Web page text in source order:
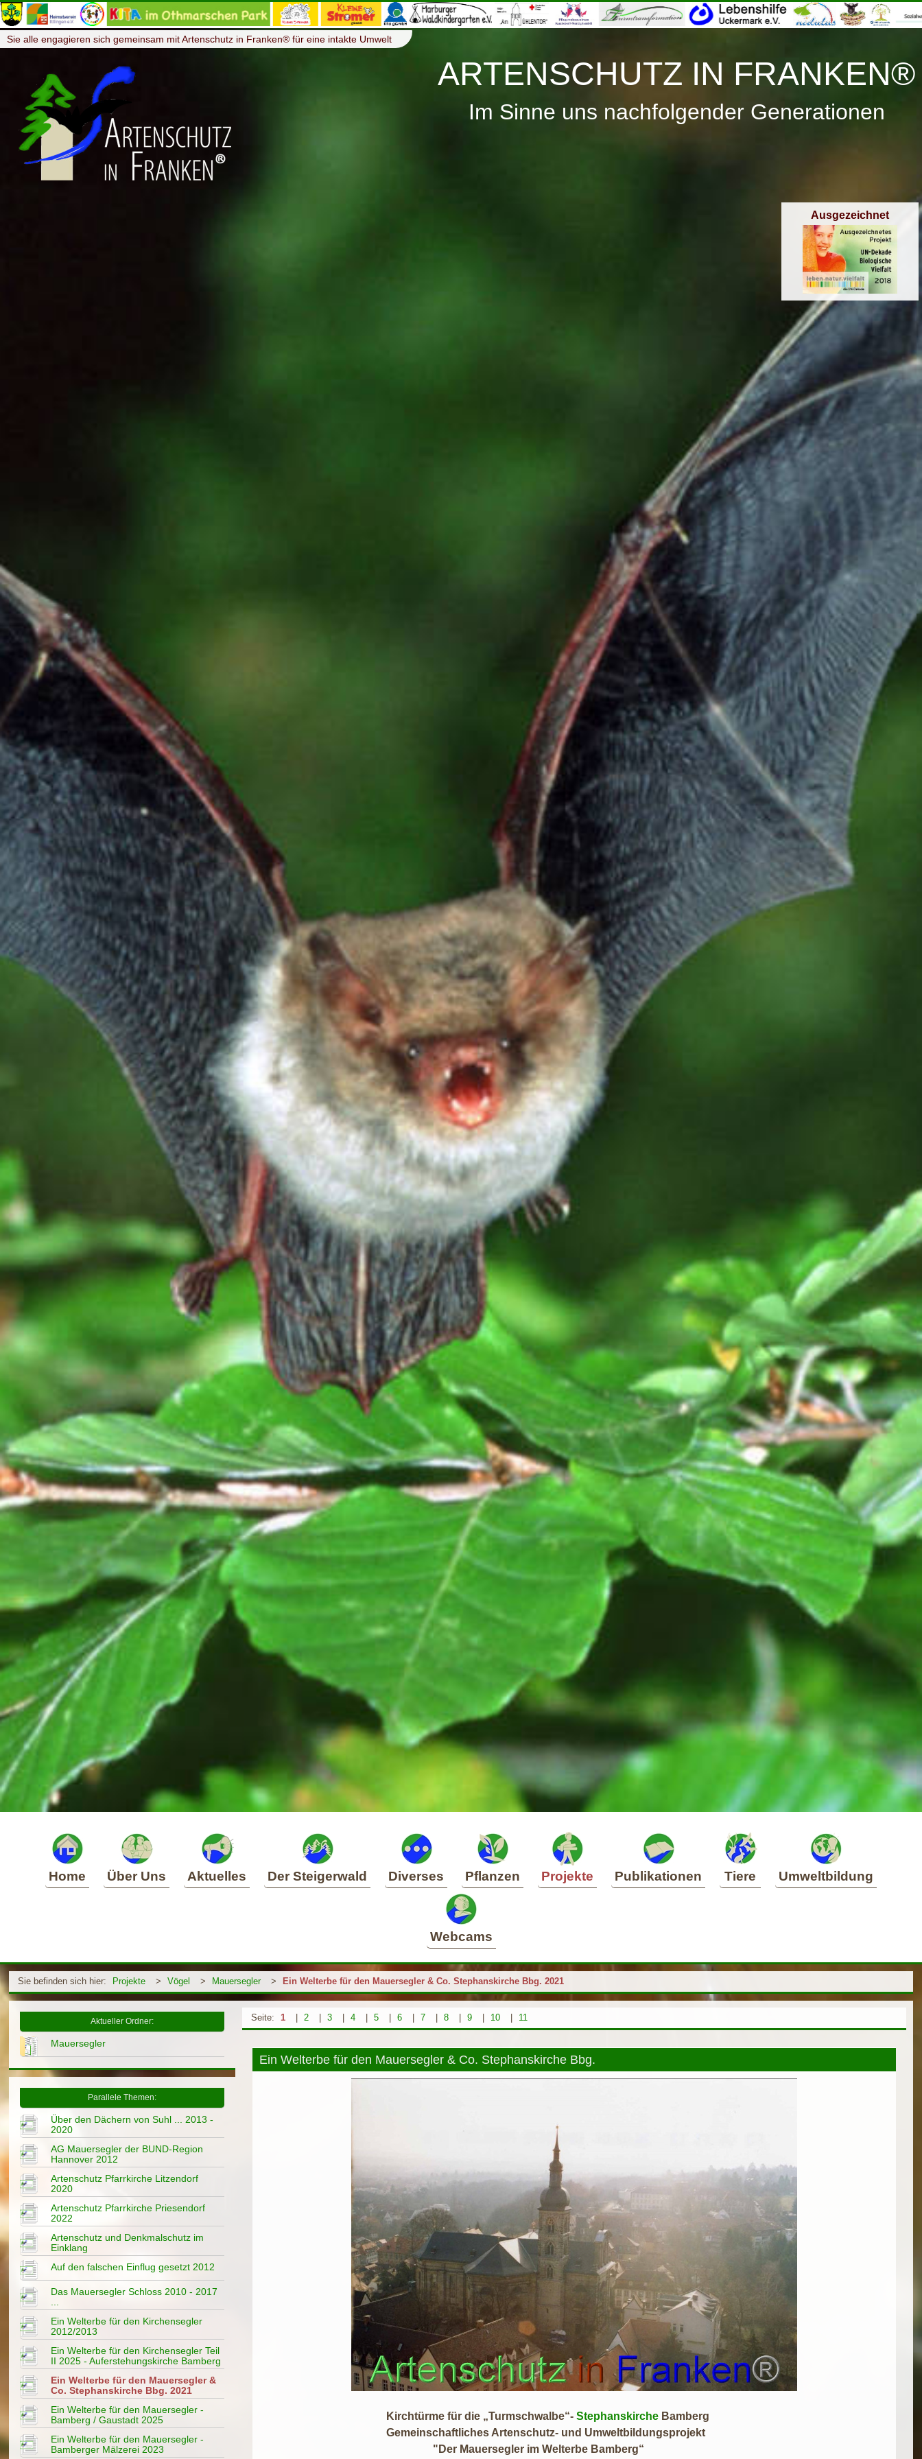
Menü ≡
Sie alle engagieren sich gemeinsam mit Artenschutz in Franken® für eine intakte Umwelt
ARTENSCHUTZ IN FRANKEN®
Im Sinne uns nachfolgender Generationen
Ausgezeichnet
Home Über Uns Aktuelles Der Steigerwald Diverses Pflanzen Projekte Publikationen Tiere Umweltbildung
Webcams
Sie befinden sich hier: Projekte > Vögel > Mauersegler > Ein Welterbe für den Mauersegler & Co. Stephanskirche Bbg. 2021
Seite: 1 2 3 4 5 6 7 8 9 10 11
Ein Welterbe für den Mauersegler & Co. Stephanskirche Bbg.
Kirchtürme für die „Turmschwalbe“- StephanskircheBamberg
Gemeinschaftliches Artenschutz- und Umweltbildungsprojekt
"Der Mauersegler im Welterbe Bamberg“
Aktueller Ordner:
Mauersegler
Parallele Themen:
Über den Dächern von Suhl ... 2013 -
2020
AG Mauersegler der BUND-Region
Hannover 2012
Artenschutz Pfarrkirche Litzendorf
2020
Artenschutz Pfarrkirche Priesendorf
2022
Artenschutz und Denkmalschutz im
Einklang
Auf den falschen Einflug gesetzt 2012
Das Mauersegler Schloss 2010 - 2017
...
Ein Welterbe für den Kirchensegler
2012/2013
Ein Welterbe für den Kirchensegler Teil
II 2025 - Auferstehungskirche Bamberg
Ein Welterbe für den Mauersegler &
Co. Stephanskirche Bbg. 2021
Ein Welterbe für den Mauersegler -
Bamberg / Gaustadt 2025
Ein Welterbe für den Mauersegler -
Bamberger Mälzerei 2023